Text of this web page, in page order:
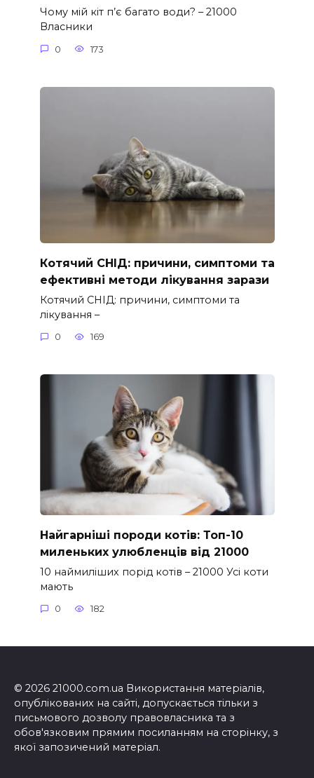
Чому мій кіт п’є багато води? – 21000
Власники
0 173
Котячий СНІД: причини, симптоми та
ефективні методи лікування зарази
Котячий СНІД: причини, симптоми та
лікування –
0 169
Найгарніші породи котів: Топ-10
миленьких улюбленців від 21000
10 наймиліших порід котів – 21000 Усі коти
мають
0 182
© 2026 21000.com.ua Використання матеріалів,
опублікованих на сайті, допускається тільки з
письмового дозволу правовласника та з
обов'язковим прямим посиланням на сторінку, з
якої запозичений матеріал.